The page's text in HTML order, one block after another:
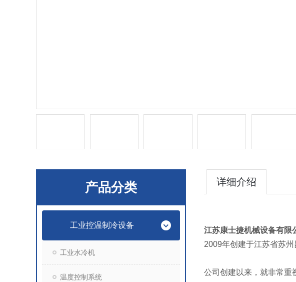
产品分类
工业控温制冷设备
工业水冷机
温度控制系统
详细介绍
江苏康士捷机械设备有限
2009年创建于江苏省苏
公司创建以来，就非常重